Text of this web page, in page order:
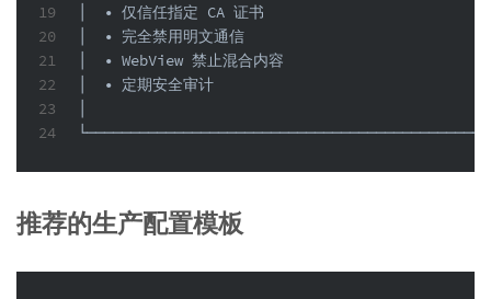
19
20
21
22
23
24
│  • 仅信任指定 CA 证书
│  • 完全禁用明文通信
│  • WebView 禁止混合内容
│  • 定期安全审计
推荐的生产配置模板